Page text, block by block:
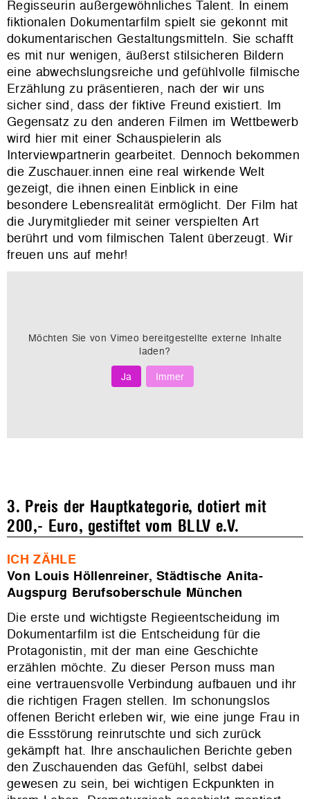
Regisseurin außergewöhnliches Talent. In einem
fiktionalen Dokumentarfilm spielt sie gekonnt mit
dokumentarischen Gestaltungsmitteln. Sie schafft
es mit nur wenigen, äußerst stilsicheren Bildern
eine abwechslungsreiche und gefühlvolle filmische
Erzählung zu präsentieren, nach der wir uns
sicher sind, dass der fiktive Freund existiert. Im
Gegensatz zu den anderen Filmen im Wettbewerb
wird hier mit einer Schauspielerin als
Interviewpartnerin gearbeitet. Dennoch bekommen
die Zuschauer.innen eine real wirkende Welt
gezeigt, die ihnen einen Einblick in eine
besondere Lebensrealität ermöglicht. Der Film hat
die Jurymitglieder mit seiner verspielten Art
berührt und vom filmischen Talent überzeugt. Wir
freuen uns auf mehr!
Möchten Sie vonVimeo bereitgestellte externe Inhalte
laden?
Ja
Immer
3. Preis der Hauptkategorie, dotiert mit
200,- Euro, gestiftet vom BLLV e.V.
ICH ZÄHLE
Von Louis Höllenreiner, Städtische Anita-
Augspurg Berufsoberschule München
Die erste und wichtigste Regieentscheidung im
Dokumentarfilm ist die Entscheidung für die
Protagonistin, mit der man eine Geschichte
erzählen möchte. Zu dieser Person muss man
eine vertrauensvolle Verbindung aufbauen und ihr
die richtigen Fragen stellen. Im schonungslos
offenen Bericht erleben wir, wie eine junge Frau in
die Essstörung reinrutschte und sich zurück
gekämpft hat. Ihre anschaulichen Berichte geben
den Zuschauenden das Gefühl, selbst dabei
gewesen zu sein, bei wichtigen Eckpunkten in